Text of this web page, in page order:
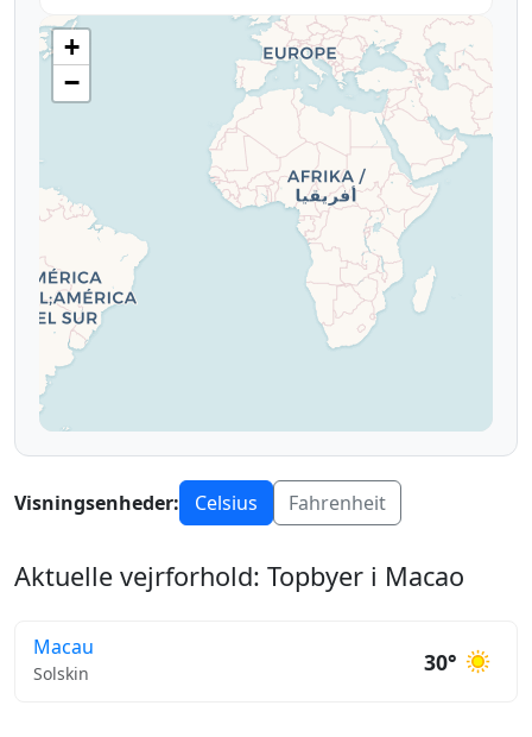
+
−
Visningsenheder: Celsius Fahrenheit
Aktuelle vejrforhold: Topbyer i Macao
Macau
Solskin 30°